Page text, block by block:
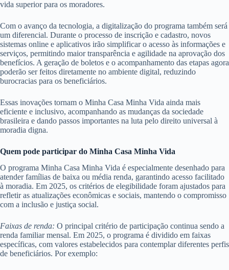
vida superior para os moradores.
Com o avanço da tecnologia, a digitalização do programa também será
um diferencial. Durante o processo de inscrição e cadastro, novos
sistemas online e aplicativos irão simplificar o acesso às informações e
serviços, permitindo maior transparência e agilidade na aprovação dos
benefícios. A geração de boletos e o acompanhamento das etapas agora
poderão ser feitos diretamente no ambiente digital, reduzindo
burocracias para os beneficiários.
Essas inovações tornam o Minha Casa Minha Vida ainda mais
eficiente e inclusivo, acompanhando as mudanças da sociedade
brasileira e dando passos importantes na luta pelo direito universal à
moradia digna.
Quem pode participar do Minha Casa Minha Vida
O programa Minha Casa Minha Vida é especialmente desenhado para
atender famílias de baixa ou média renda, garantindo acesso facilitado
à moradia. Em 2025, os critérios de elegibilidade foram ajustados para
refletir as atualizações econômicas e sociais, mantendo o compromisso
com a inclusão e justiça social.
Faixas de renda: O principal critério de participação continua sendo a
renda familiar mensal. Em 2025, o programa é dividido em faixas
específicas, com valores estabelecidos para contemplar diferentes perfis
de beneficiários. Por exemplo: